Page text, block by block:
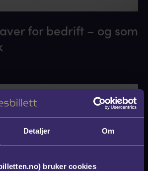
Detaljer Om
bruker cookies
for bedrift – og som